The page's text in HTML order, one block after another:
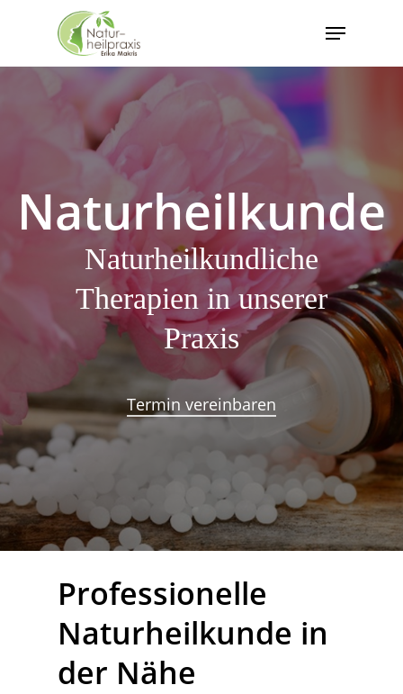
main
Menu
Naturheilkunde
Naturheilkundliche
Therapien in unserer
Praxis
Termin vereinbaren
Professionelle
Naturheilkunde in
der Nähe